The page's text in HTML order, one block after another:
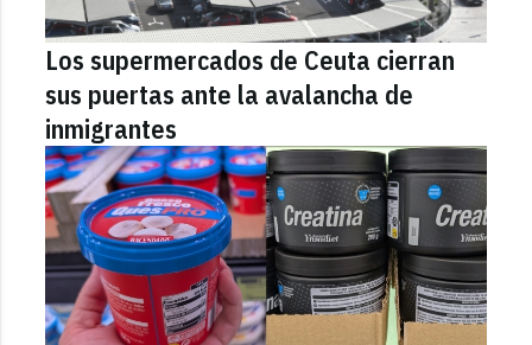
Los supermercados de Ceuta cierran
sus puertas ante la avalancha de
inmigrantes